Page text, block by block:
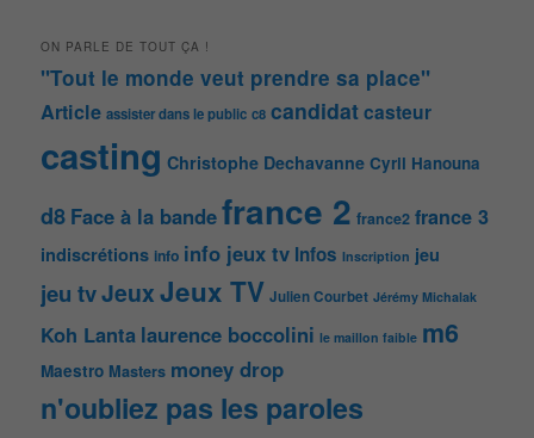
ON PARLE DE TOUT ÇA !
"Tout le monde veut prendre sa place"
Article assister dans le public c8 candidatcasteur
casting Christophe Dechavanne Cyril Hanouna
d8 Face à la bandefrance 2 france2 france 3
indiscrétions info info jeux tv Infos Inscription jeu
jeu tvJeuxJeux TV Julien Courbet Jérémy Michalak
Koh Lanta laurence boccolini le maillon faible m6
Maestro Masters money drop
n'oubliez pas les paroles